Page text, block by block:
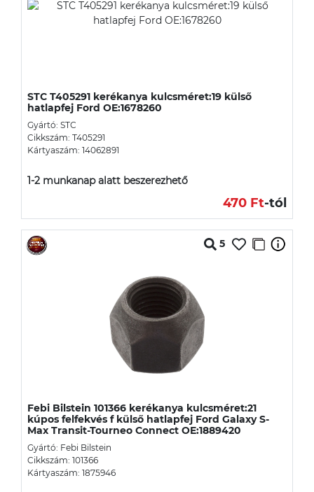
STC T405291 kerékanya kulcsméret:19 külső
hatlapfej Ford OE:1678260
Gyártó: STC
Cikkszám: T405291
Kártyaszám: 14062891
1-2 munkanap alatt beszerezhető
470 Ft-tól
5
Febi Bilstein 101366 kerékanya kulcsméret:21
kúpos felfekvés f külső hatlapfej Ford Galaxy S-
Max Transit-Tourneo Connect OE:1889420
Gyártó: Febi Bilstein
Cikkszám: 101366
Kártyaszám: 1875946